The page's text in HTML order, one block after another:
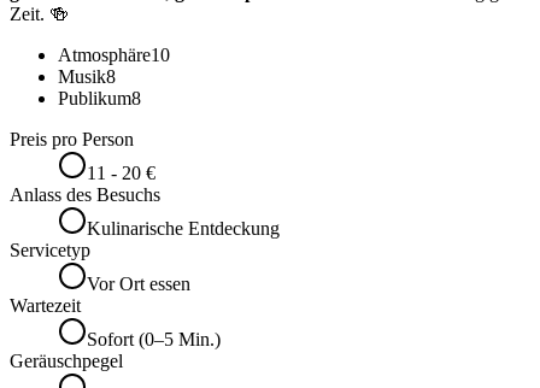
Zeit. 🍻
Atmosphäre10
Musik8
Publikum8
Preis pro Person
11 - 20 €
Anlass des Besuchs
Kulinarische Entdeckung
Servicetyp
Vor Ort essen
Wartezeit
Sofort (0–5 Min.)
Geräuschpegel